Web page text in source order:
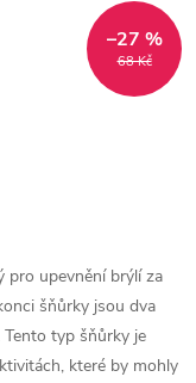
68 Kč
–27 %
pro upevnění brýlí za
šňůrky jsou dva
typ šňůrky je
které by mohly